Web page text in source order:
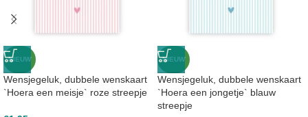
NIEUW
Wensjegeluk, dubbele wenskaart
`Hoera een meisje` roze streepje
NIEUW
Wensjegeluk, dubbele wenskaart
`Hoera een jongetje` blauw
streepje